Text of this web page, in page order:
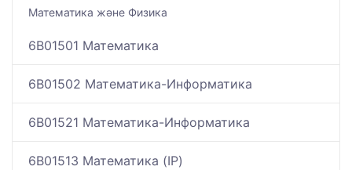
Математика және Физика
6B01501 Математика
6B01502 Математика-Информатика
6B01521 Математика-Информатика
6B01513 Математика (IP)